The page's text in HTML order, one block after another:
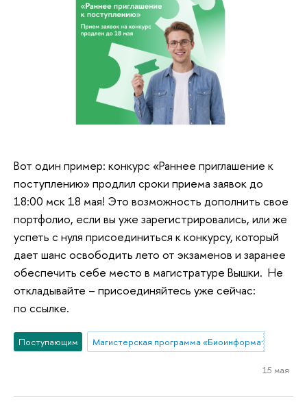
Международная конференция
«Среднесрочный прогноз
сельскохозяйственных рынков на 2020-
Вот один пример: конкурс «Раннее приглашение к
поступлению» продлил сроки приема заявок до
18:00 мск 18 мая! Это возможность дополнить свое
портфолио, если вы уже зарегистрировались, или же
успеть с нуля присоединиться к конкурсу, который
дает шанс освободить лето от экзаменов и заранее
обеспечить себе место в магистратуре Вышки. Не
откладывайте – присоединяйтесь уже сейчас:
по ссылке.
Поступающим Магистерская программа «Биоинформатика в
15 мая